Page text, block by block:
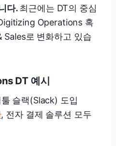
다. 최근에는 DT의 중심
Operations 혹
로 변화하고 있습
DT 예시
슬랙(Slack) 도입
, 전자 결제 솔루션 모두